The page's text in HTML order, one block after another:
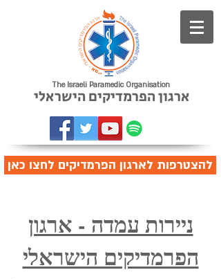
ארגון הפרמדיקים הישראלי
The Israeli Paramedic Organisation
להצטרפות לארגון הפרמדיקים לחצו כאן
ניירות עמדה - ארגון
הפרמדיקים הישראלי